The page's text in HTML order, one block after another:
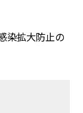
染拡大防止の